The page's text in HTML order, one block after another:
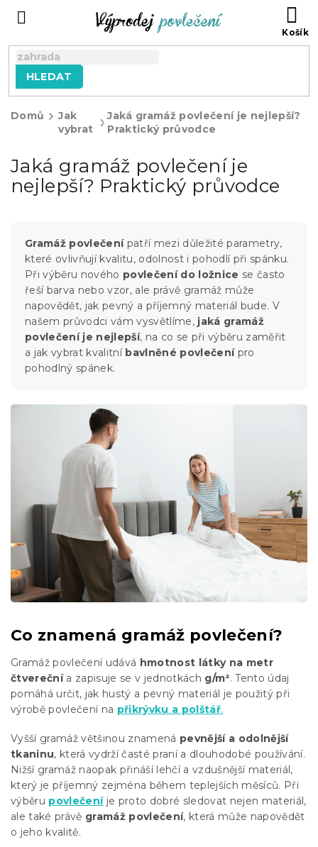
HLEDAT
Domů
Jak
vybrat
Jaká gramáž povlečení je nejlepší?
Praktický průvodce
Jaká gramáž povlečení je
nejlepší? Praktický průvodce
Gramáž povlečenípatří mezi důležité parametry,
které ovlivňují kvalitu, odolnost i pohodlí při spánku.
Při výběru nového povlečení do ložnice se často
řeší barva nebo vzor, ale právě gramáž může
napovědět, jak pevný a příjemný materiál bude. V
našem průvodci vám vysvětlíme, jaká gramáž
povlečení je nejlepší, na co se při výběru zaměřit
a jak vybrat kvalitní bavlněné povlečenípro
pohodlný spánek.
Co znamená gramáž povlečení?
Gramáž povlečení udává hmotnost látky na metr
čtverečnía zapisuje se v jednotkách g/m². Tento údaj
pomáhá určit, jak hustý a pevný materiál je použitý při
výrobě povlečení na přikrývku a polštář.
Vyšší gramáž většinou znamená pevnější a odolnější
tkaninu, která vydrží časté praní a dlouhodobé používání.
Nižší gramáž naopak přináší lehčí a vzdušnější materiál,
který je příjemný zejména během teplejších měsíců. Při
výběru povlečeníje proto dobré sledovat nejen materiál,
ale také právě gramáž povlečení, která může napovědět
o jeho kvalitě.